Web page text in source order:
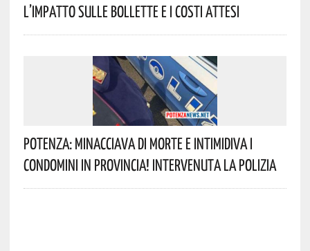
L’impatto Sulle Bollette E I Costi Attesi
Potenza: Minacciava Di Morte E Intimidiva I
Condomini In Provincia! Intervenuta La Polizia